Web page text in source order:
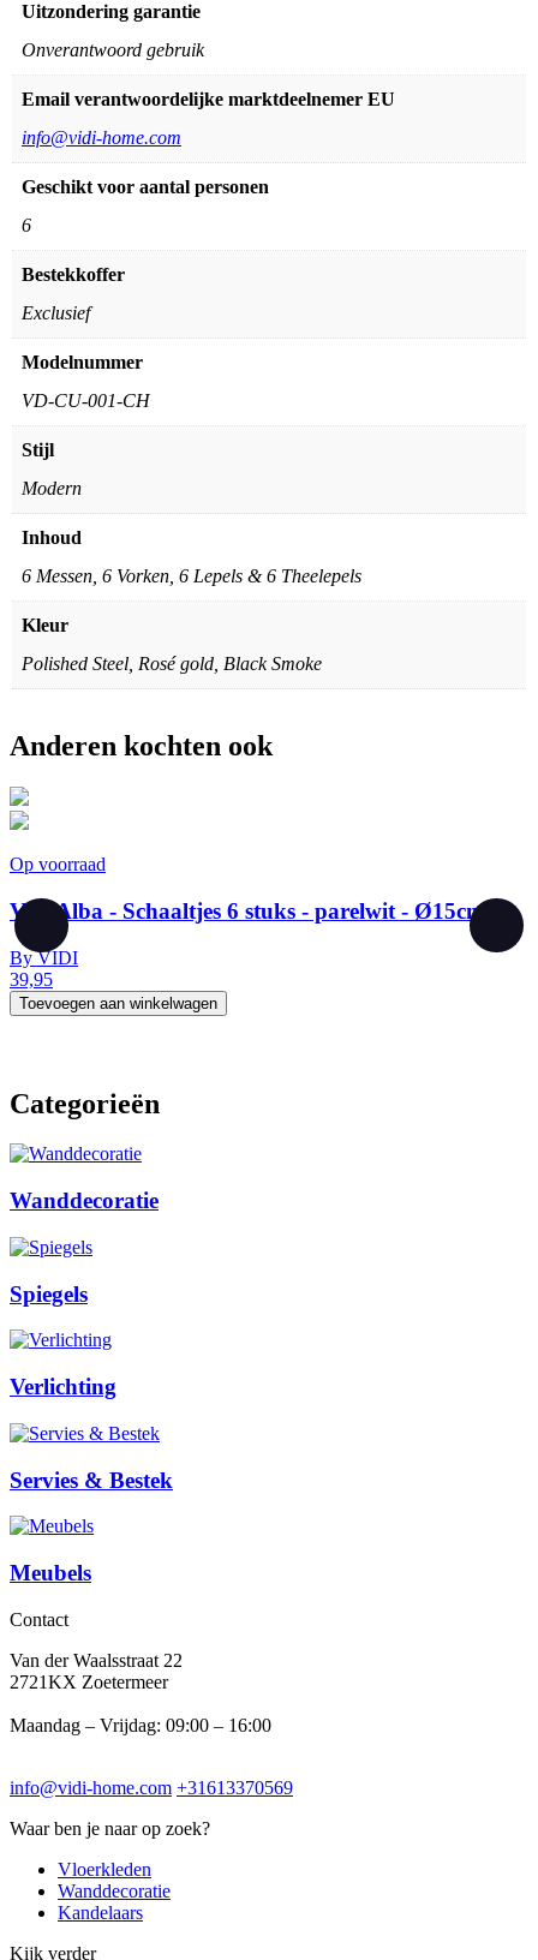
Uitzondering garantie
Onverantwoord gebruik
Email verantwoordelijke marktdeelnemer EU
info@vidi-home.com
Geschikt voor aantal personen
6
Bestekkoffer
Exclusief
Modelnummer
VD-CU-001-CH
Stijl
Modern
Inhoud
6 Messen, 6 Vorken, 6 Lepels & 6 Theelepels
Kleur
Polished Steel, Rosé gold, Black Smoke
Anderen kochten ook
Op voorraad
Vidi Alba - Schaaltjes 6 stuks - parelwit - Ø15cm
By VIDI
39,95
Toevoegen aan winkelwagen
Categorieën
Wanddecoratie
Spiegels
Verlichting
Servies & Bestek
Meubels
Contact
Van der Waalsstraat 22
2721KX Zoetermeer
Maandag – Vrijdag: 09:00 – 16:00
info@vidi-home.com +31613370569
Waar ben je naar op zoek?
Vloerkleden
Wanddecoratie
Kandelaars
Kijk verder